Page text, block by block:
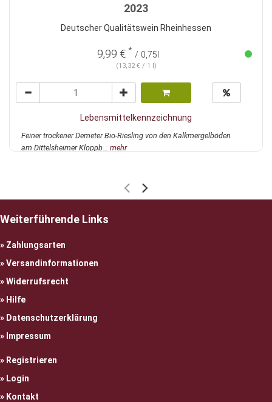
2023
Deutscher Qualitätswein Rheinhessen
9,99 € * / 0,75l
(13,32 € / 1 l)
Lebensmittelkennzeichnung
Feiner trockener Demeter Bio-Riesling von den Kalkmergelböden
am Dittelsheimer Kloppb... mehr
Weiterführende Links
Zahlungsarten
Versandinformationen
Widerrufsrecht
Hilfe
Datenschutzerklärung
Impressum
Registrieren
Login
Kontakt